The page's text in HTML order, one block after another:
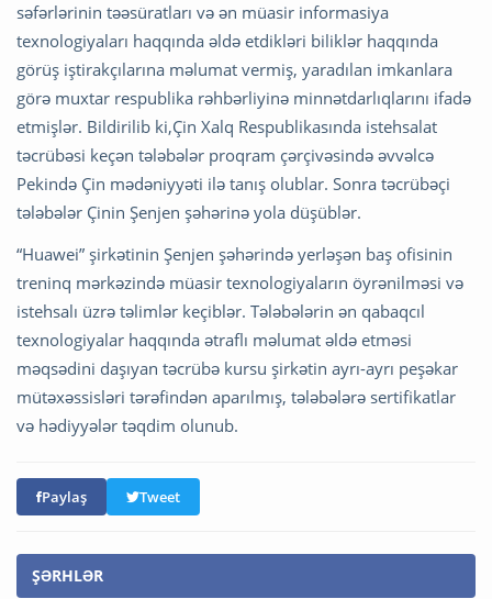
səfərlərinin təəsüratları və ən müasir informasiya
texnologiyaları haqqında əldə etdikləri biliklər haqqında
görüş iştirakçılarına məlumat vermiş, yaradılan imkanlara
görə muxtar respublika rəhbərliyinə minnətdarlıqlarını ifadə
etmişlər. Bildirilib ki,Çin Xalq Respublikasında istehsalat
təcrübəsi keçən tələbələr proqram çərçivəsində əvvəlcə
Pekində Çin mədəniyyəti ilə tanış olublar. Sonra təcrübəçi
tələbələr Çinin Şenjen şəhərinə yola düşüblər.
“Huawei” şirkətinin Şenjen şəhərində yerləşən baş ofisinin
treninq mərkəzində müasir texnologiyaların öyrənilməsi və
istehsalı üzrə təlimlər keçiblər. Tələbələrin ən qabaqcıl
texnologiyalar haqqında ətraflı məlumat əldə etməsi
məqsədini daşıyan təcrübə kursu şirkətin ayrı-ayrı peşəkar
mütəxəssisləri tərəfindən aparılmış, tələbələrə sertifikatlar
və hədiyyələr təqdim olunub.
Paylaş Tweet
ŞƏRHLƏR